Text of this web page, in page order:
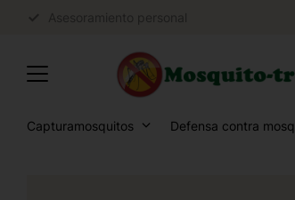
Capturamosquitos Defensa contra